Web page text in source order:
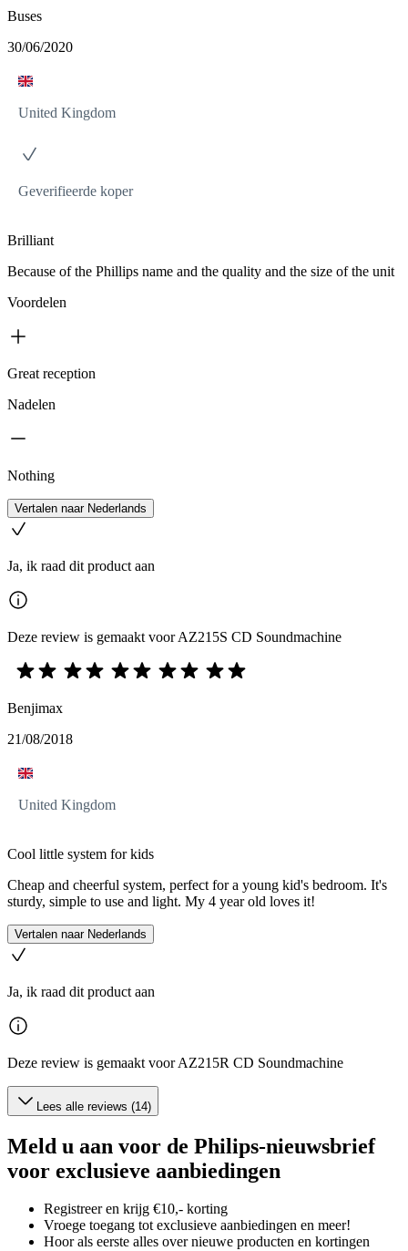
Buses
30/06/2020
United Kingdom
Geverifieerde koper
Brilliant
Because of the Phillips name and the quality and the size of the unit
Voordelen
Great reception
Nadelen
Nothing
Vertalen naar Nederlands
Ja, ik raad dit product aan
Deze review is gemaakt voor AZ215S CD Soundmachine
Benjimax
21/08/2018
United Kingdom
Cool little system for kids
Cheap and cheerful system, perfect for a young kid's bedroom. It's
sturdy, simple to use and light. My 4 year old loves it!
Vertalen naar Nederlands
Ja, ik raad dit product aan
Deze review is gemaakt voor AZ215R CD Soundmachine
Lees alle reviews (14)
Meld u aan voor de Philips-nieuwsbrief
voor exclusieve aanbiedingen
Registreer en krijg €10,- korting
Vroege toegang tot exclusieve aanbiedingen en meer!
Hoor als eerste alles over nieuwe producten en kortingen